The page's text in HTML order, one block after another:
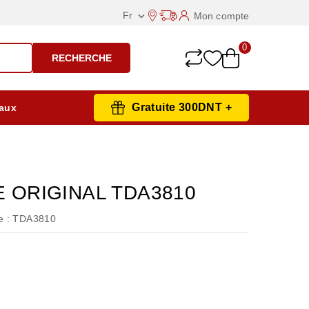
Fr  Mon compte
RECHERCHE
0
Gratuite 300DNT +
ORIGINAL TDA3810
: TDA3810